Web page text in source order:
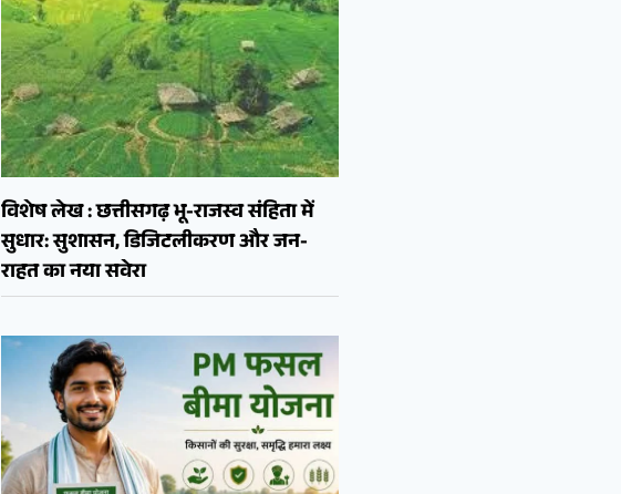
विशेष लेख : छत्तीसगढ़ भू-राजस्व संहिता में
सुधार: सुशासन, डिजिटलीकरण और जन-
राहत का नया सवेरा